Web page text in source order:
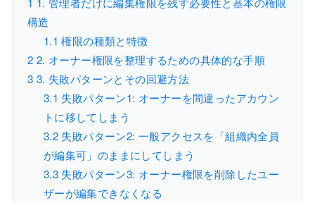
構造
1.1 権限の種類と特徴
2 2. オーナー権限を整理するための具体的な手順
3 3. 失敗パターンとその回避方法
3.1 失敗パターン1: オーナーを間違ったアカウン
トに移してしまう
3.2失敗パターン2: 一般アクセスを「組織内全員
が編集可」のままにしてしまう
3.3失敗パターン3: オーナー権限を削除したユー
ザーが編集できなくなる